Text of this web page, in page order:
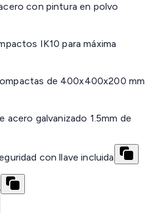
con pintura en polvo
IK10 para máxima
de 400x400x200 mm
acero galvanizado 1.5mm de
con llave incluida